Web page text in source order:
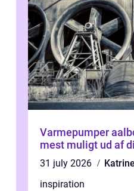
Varmepumper aalborg sådan
mest muligt ud af
31 july 2026
inspiration